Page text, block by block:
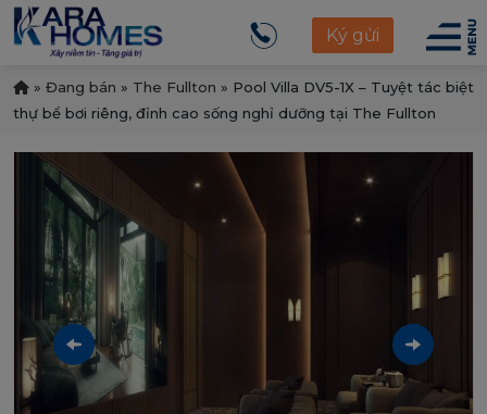
Ký gửi
» Đang bán » The Fullton » Pool Villa DV5-1X – Tuyệt tác biệt
thự bể bơi riêng, đỉnh cao sống nghỉ dưỡng tại The Fullton